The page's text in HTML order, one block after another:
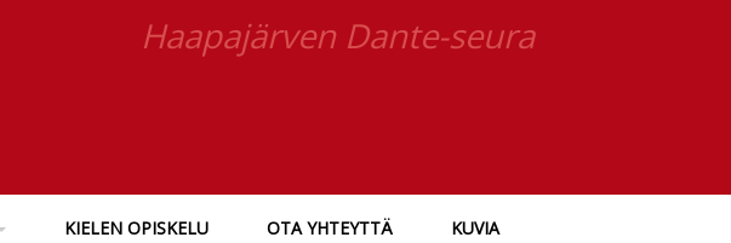
Haapajärven Dante-seura
KIELEN OPISKELU OTA YHTEYTTÄ KUVIA